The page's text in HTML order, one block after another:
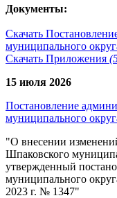
Документы:
Скачать
муниципального
Скачать Приложения
15 июля 2026
Постановление
муниципального
"О внесении
Шпаковского
утвержденный
муниципального
2023 г. № 1347"